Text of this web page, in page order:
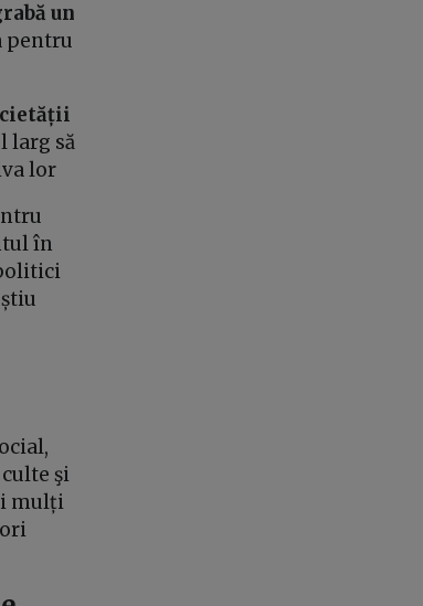
un
pentru
larg să
lor
în
știu
şi
mulți